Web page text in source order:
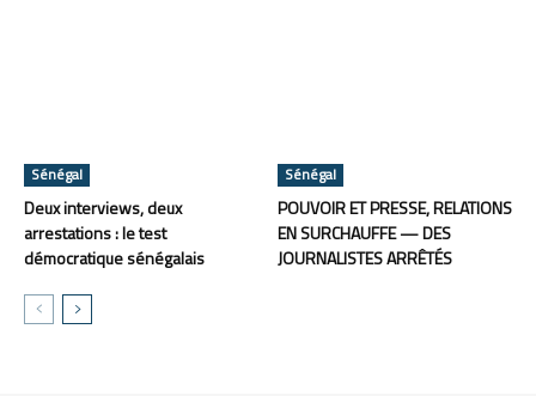
Sénégal
Deux interviews, deux
arrestations : le test
démocratique sénégalais
Sénégal
POUVOIR ET PRESSE, RELATIONS
EN SURCHAUFFE — DES
JOURNALISTES ARRÊTÉS